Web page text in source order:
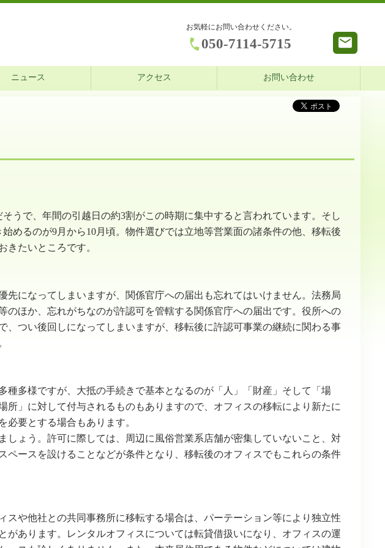
お気軽にお問い合わせください。
050-7114-5715
ニュース アクセス お問い合わせ
うで、年間の引越日の約3割がこの時期に集中すると言われています。そし
めるのが9月から10月頃。物件選びでは立地等営業面の諸条件の他、移転後
きたいところです。
になってしまいますが、関係官庁への届出も忘れてはいけません。法務局
のほか、忘れがちなのが許認可を管轄する関係官庁への届出です。役所への
、つい後回しになってしまいますが、移転後に許認可事業の継続に関わる事
多様ですが、大抵の手続きで基本となるのが「人」「財産」そして「場
所」に対して付与されるものもありますので、オフィスの移転により新たに
要とする場合もあります。
ょう。許可に際しては、周辺に風俗営業系店舗が密集していないこと、対
ペースを設けることなどが条件となり、移転後のオフィスでもこれらの条件
や他社との共同事務所に移転する場合は、パーテーション等により独立性
があります。レンタルオフィスについては転貸借扱いになり、オフィスの運